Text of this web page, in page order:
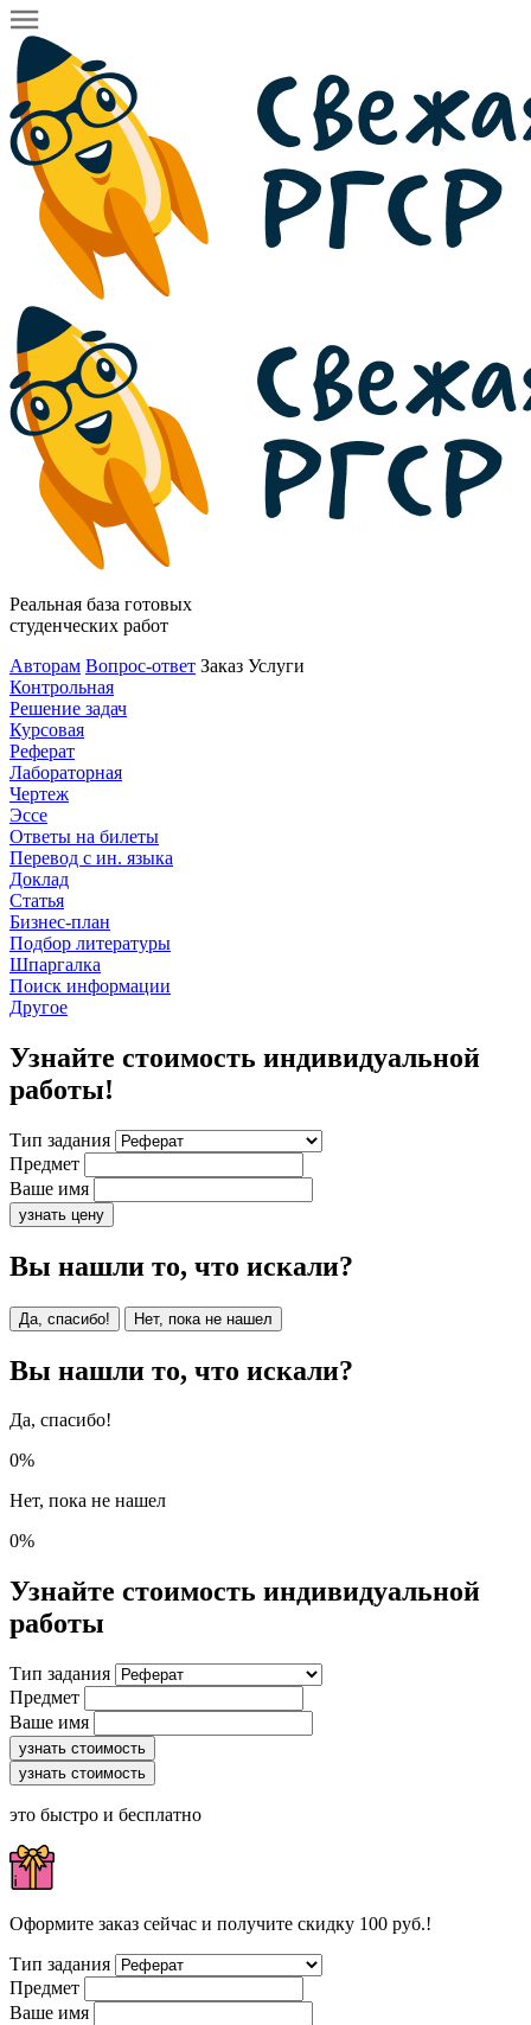
Реальная база готовых
студенческих работ
Авторам Вопрос-ответ Заказ Услуги
Контрольная
Решение задач
Курсовая
Реферат
Лабораторная
Чертеж
Эссе
Ответы на билеты
Перевод с ин. языка
Доклад
Статья
Бизнес-план
Подбор литературы
Шпаргалка
Поиск информации
Другое
Узнайте стоимость индивидуальной
работы!
Тип задания
Предмет
Ваше имя
узнать цену
Вы нашли то, что искали?
Да, спасибо! Нет, пока не нашел
Вы нашли то, что искали?
Да, спасибо!
0%
Нет, пока не нашел
0%
Узнайте стоимость индивидуальной
работы
Тип задания
Предмет
Ваше имя
узнать стоимость
узнать стоимость
это быстро и бесплатно
Оформите заказ сейчас и получите скидку 100 руб.!
Тип задания
Предмет
Ваше имя